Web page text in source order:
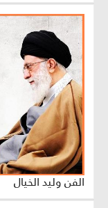
الفن وليد الخيال